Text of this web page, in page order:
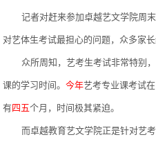
记者对赶来参加卓越艺文学院周
对艺体生考试最担心的问题，众多家长
众所周知，艺考生考试非常特别
课的学习时间。今年艺考专业课考试在
有四五个月，时间极其紧迫。
而卓越教育艺文学院正是针对艺